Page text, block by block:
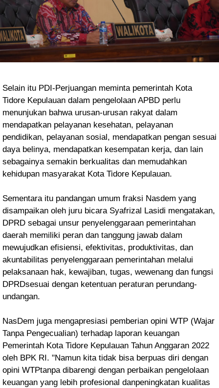
Selain itu PDI-Perjuangan meminta pemerintah Kota
Tidore Kepulauan dalam pengelolaan APBD perlu
menunjukan bahwa urusan-urusan rakyat dalam
mendapatkan pelayanan kesehatan, pelayanan
pendidikan, pelayanan sosial, mendapatkan pengan sesuai
daya belinya, mendapatkan kesempatan kerja, dan lain
sebagainya semakin berkualitas dan memudahkan
kehidupan masyarakat Kota Tidore Kepulauan.
Sementara itu pandangan umum fraksi Nasdem yang
disampaikan oleh juru bicara Syafrizal Lasidi mengatakan,
DPRD sebagai unsur penyelenggaraan pemerintahan
daerah memiliki peran dan tanggung jawab dalam
mewujudkan efisiensi, efektivitas, produktivitas, dan
akuntabilitas penyelenggaraan pemerintahan melalui
pelaksanaan hak, kewajiban, tugas, wewenang dan fungsi
DPRDsesuai dengan ketentuan peraturan perundang-
undangan.
NasDem juga mengapresiasi pemberian opini WTP (Wajar
Tanpa Pengecualian) terhadap laporan keuangan
Pemerintah Kota Tidore Kepulauan Tahun Anggaran 2022
oleh BPK RI. "Namun kita tidak bisa berpuas diri dengan
opini WTPtanpa dibarengi dengan perbaikan pengelolaan
keuangan yang lebih profesional danpeningkatan kualitas